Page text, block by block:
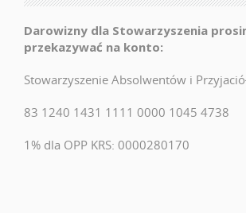
Darowizny dla Stowarzyszenia
przekazywać na konto:
Stowarzyszenie Absolwentów i
83 1240 1431 1111 0000 1045 4738
1% dla OPP KRS: 0000280170